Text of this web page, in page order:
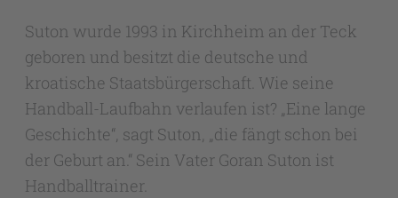
Suton wurde 1993 in Kirchheim an der Teck
geboren und besitzt die deutsche und
kroatische Staatsbürgerschaft. Wie seine
Handball-Laufbahn verlaufen ist? „Eine lange
Geschichte“, sagt Suton, „die fängt schon bei
der Geburt an.“ Sein Vater Goran Suton ist
Handballtrainer.